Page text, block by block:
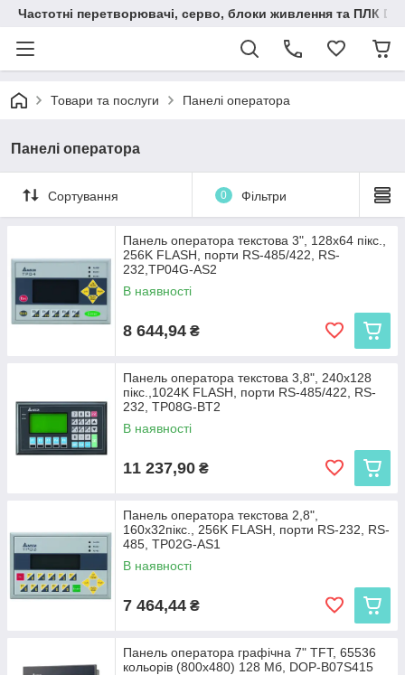
Частотні перетворювачі, серво, блоки живлення та ПЛК
Товари та послуги Панелі оператора
Панелі оператора
Сортування 0 Фільтри
Панель оператора текстова 3", 128x64 пікс.,
256K FLASH, порти RS-485/422, RS-
232,TP04G-AS2
В наявності
8 644,94 ₴
Панель оператора текстова 3,8", 240x128
пікс.,1024K FLASH, порти RS-485/422, RS-
232, TP08G-BT2
В наявності
11 237,90 ₴
Панель оператора текстова 2,8",
160x32пікс., 256K FLASH, порти RS-232, RS-
485, TP02G-AS1
В наявності
7 464,44 ₴
Панель оператора графічна 7" TFT, 65536
кольорів (800x480) 128 Мб, DOP-B07S415